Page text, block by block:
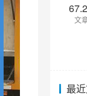
文
最